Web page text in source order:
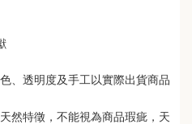
、透明度及手工以實際出貨商品
然特徵，不能視為商品瑕疵，天